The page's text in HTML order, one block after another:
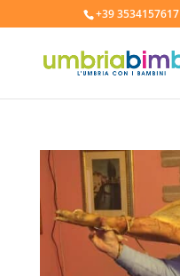
+39 3534157617